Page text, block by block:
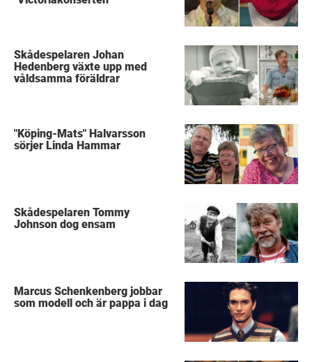
Skådespelaren Johan
Hedenberg växte upp med
våldsamma föräldrar
"Köping-Mats" Halvarsson
sörjer Linda Hammar
Skådespelaren Tommy
Johnson dog ensam
Marcus Schenkenberg jobbar
som modell och är pappa i dag